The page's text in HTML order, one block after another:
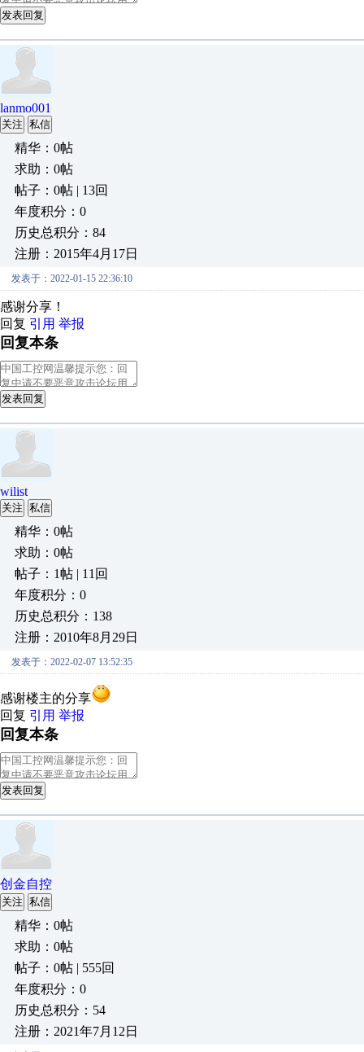
发表回复
lanmo001
关注 私信
精华：0帖
求助：0帖
帖子：0帖 | 13回
年度积分：0
历史总积分：84
注册：2015年4月17日
发表于：2022-01-15 22:36:10
感谢分享！
回复 引用 举报
回复本条
发表回复
wilist
关注 私信
精华：0帖
求助：0帖
帖子：1帖 | 11回
年度积分：0
历史总积分：138
注册：2010年8月29日
发表于：2022-02-07 13:52:35
感谢楼主的分享
回复 引用 举报
回复本条
发表回复
创金自控
关注 私信
精华：0帖
求助：0帖
帖子：0帖 | 555回
年度积分：0
历史总积分：54
注册：2021年7月12日